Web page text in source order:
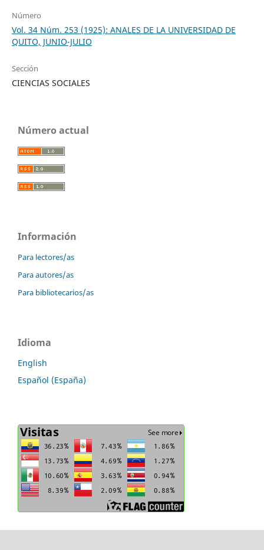
Número
Vol. 34 Núm. 253 (1925): ANALES DE LA UNIVERSIDAD DE
QUITO, JUNIO-JULIO
Sección
CIENCIAS SOCIALES
Número actual
Información
Para lectores/as
Para autores/as
Para bibliotecarios/as
Idioma
English
Español (España)